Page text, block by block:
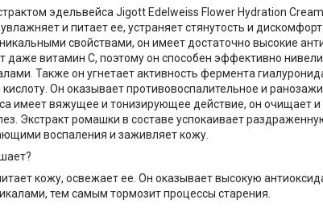
эдельвейса Jigott Edelweiss Flower Hydration
и питает ее, устраняет стянутость и
свойствами, он имеет достаточно высокие
витамин С, поэтому он способен эффективно
Также он угнетает активность фермента
Он оказывает противовоспалительное и
имеет вяжущее и тонизирующее действие, он очищает
Экстракт ромашки в составе успокаивает
воспаления и заживляет кожу.
кожу, освежает ее. Он оказывает высокую
тем самым тормозит процессы старения.